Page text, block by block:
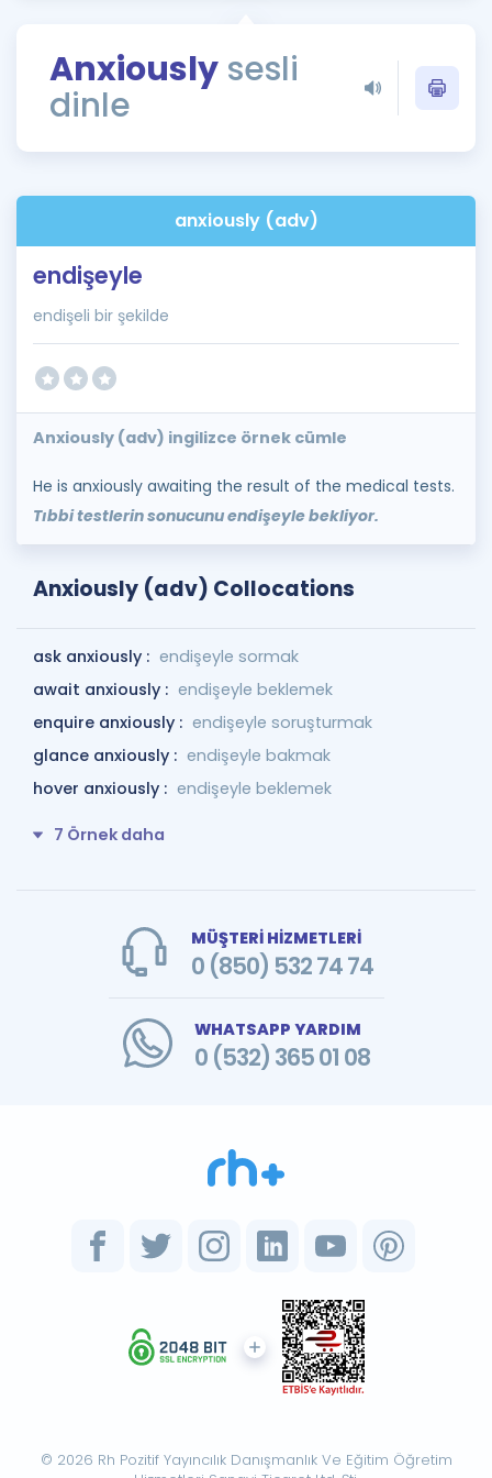
Rehberlik Aracı
ÖSYM Sınav Takvimi
İngilizce Gramer
Anxiously sesli
dinle
anxiously (adv)
endişeyle
endişeli bir şekilde
Anxiously (adv) ingilizce örnek cümle
He is anxiously awaiting the result of the medical tests.
Tıbbi testlerin sonucunu endişeyle bekliyor.
Anxiously (adv) Collocations
ask anxiously : endişeyle sormak
await anxiously : endişeyle beklemek
enquire anxiously : endişeyle soruşturmak
glance anxiously : endişeyle bakmak
hover anxiously : endişeyle beklemek
7 Örnek daha
MÜŞTERİ HİZMETLERİ
0 (850) 532 74 74
WHATSAPP YARDIM
0 (532) 365 01 08
© 2026 Rh Pozitif Yayıncılık Danışmanlık Ve Eğitim Öğretim